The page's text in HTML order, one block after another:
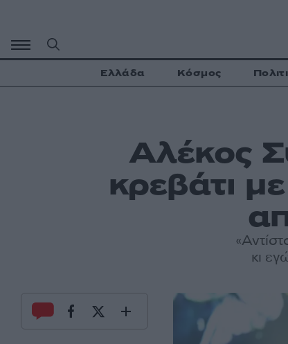
περιεχόμενο
Ελλάδα Κόσμος
Αλέκος
κρεβάτι
κι